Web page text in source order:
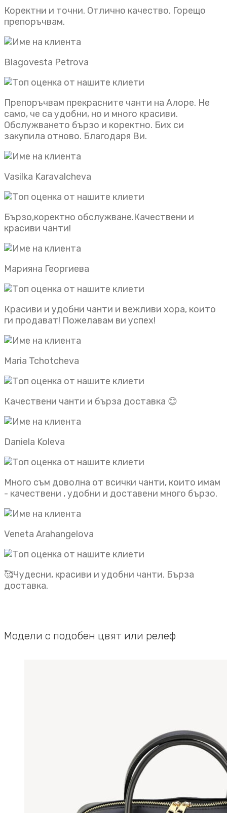
Коректни и точни. Отлично качество. Горещо
препоръчвам.
Blagovesta Petrova
Препоръчвам прекрасните чанти на Алоре. Не
само, че са удобни, но и много красиви.
Обслужването бързо и коректно. Бих си
закупила отново. Благодаря Ви.
Vasilka Karavalcheva
Бързо,коректно обслужване.Качествени и
красиви чанти!
Марияна Георгиева
Красиви и удобни чанти и вежливи хора, които
ги продават! Пожелавам ви успех!
Maria Tchotcheva
Качествени чанти и бърза доставка 😊
Daniela Koleva
Много съм доволна от всички чанти, които имам
- качествени , удобни и доставени много бързо.
Veneta Arahangelova
🥰Чудесни, красиви и удобни чанти. Бърза
доставка.
Модели с подобен цвят или релеф